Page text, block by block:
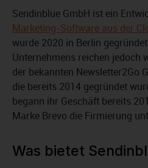
Sendinblue GmbH ist ein
Marketing-Software aus der
wurde 2020 in Berlin
Unternehmens reichen jedoch
der bekannten Newsletter2Go
die bereits 2014 gegründet
begann ihr Geschäft bereits
Marke Brevo die Firmierung
Was bietet